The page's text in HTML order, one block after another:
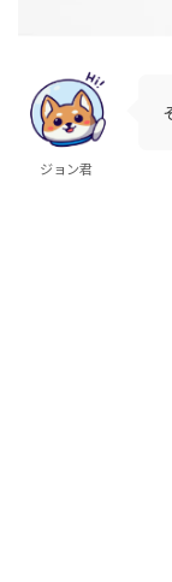
ジョン君